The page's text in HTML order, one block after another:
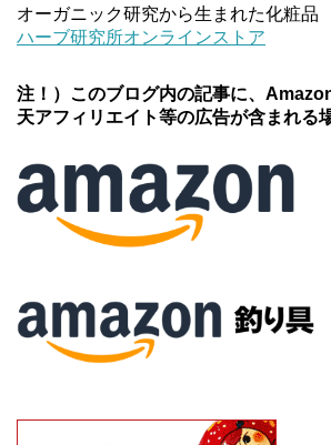
オーガニック研究から生まれた化粧品
ハーブ研究所オンラインストア
注！）このブログ内の記事に、
天アフィリエイト等の広告が含まれる